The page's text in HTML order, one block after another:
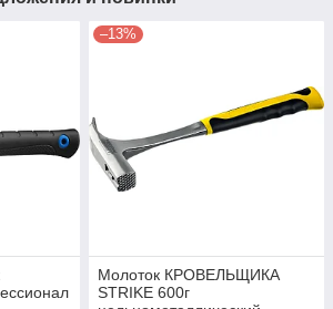
–13%
Молоток КРОВЕЛЬЩИКА
STRIKE 600г